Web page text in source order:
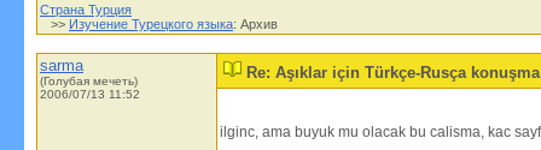
Страна Турция
>> Изучение Турецкого языка: Архив
sarma
(Голубая мечеть)
2006/07/13 11:52
Re: Aşıklar için Türkçe-Rusça
ilginc, ama buyuk mu olacak bu calisma, kac